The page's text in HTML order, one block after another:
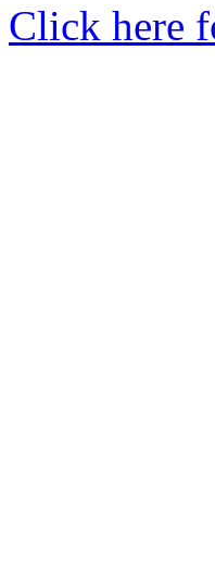
Click here